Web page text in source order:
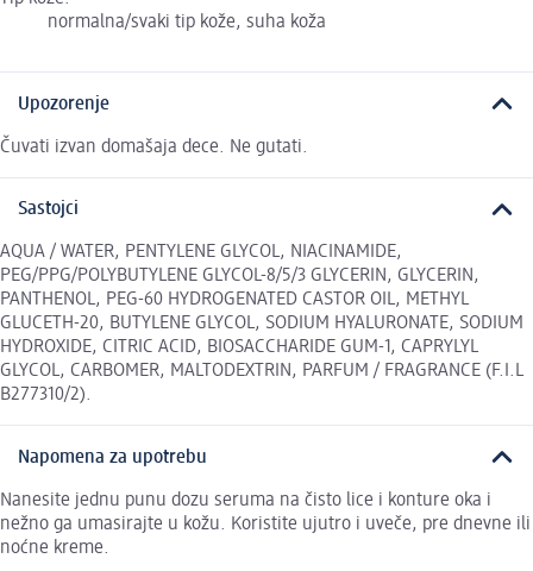
normalna/svaki tip kože, suha koža
Upozorenje
Čuvati izvan domašaja dece. Ne gutati.
Sastojci
AQUA / WATER, PENTYLENE GLYCOL, NIACINAMIDE,
PEG/PPG/POLYBUTYLENE GLYCOL-8/5/3 GLYCERIN, GLYCERIN,
PANTHENOL, PEG-60 HYDROGENATED CASTOR OIL, METHYL
GLUCETH-20, BUTYLENE GLYCOL, SODIUM HYALURONATE, SODIUM
HYDROXIDE, CITRIC ACID, BIOSACCHARIDE GUM-1, CAPRYLYL
GLYCOL, CARBOMER, MALTODEXTRIN, PARFUM / FRAGRANCE (F.I.L
B277310/2).
Napomena za upotrebu
Nanesite jednu punu dozu seruma na čisto lice i konture oka i
nežno ga umasirajte u kožu. Koristite ujutro i uveče, pre dnevne ili
noćne kreme.